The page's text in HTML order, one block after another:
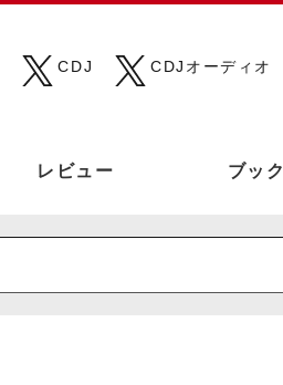
CDJ
CDJオーディオ
レビュー ブック